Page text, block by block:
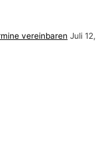
vereinbaren Juli 12,